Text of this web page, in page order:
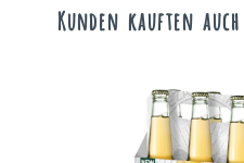
Kunden kauften auch